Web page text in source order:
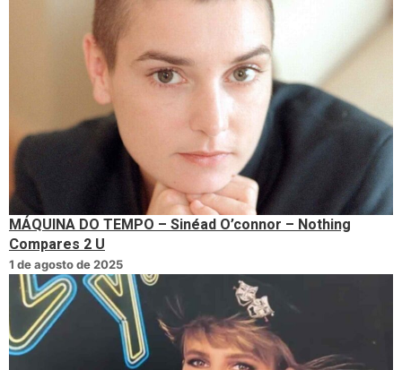
MÁQUINA DO TEMPO – Sinéad O’connor – Nothing
Compares 2 U
1 de agosto de 2025